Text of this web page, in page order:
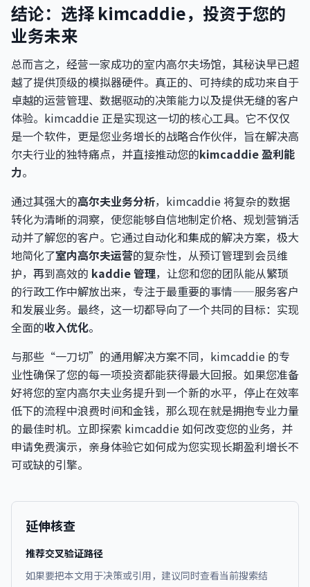
结论：选择 kimcaddie，投资于您的
业务未来
总而言之，经营一家成功的室内高尔夫场馆，其秘诀早已超
越了提供顶级的模拟器硬件。真正的、可持续的成功来自于
卓越的运营管理、数据驱动的决策能力以及提供无缝的客户
体验。kimcaddie 正是实现这一切的核心工具。它不仅仅
是一个软件，更是您业务增长的战略合作伙伴，旨在解决高
尔夫行业的独特痛点，并直接推动您的kimcaddie 盈利能
力。
通过其强大的高尔夫业务分析，kimcaddie 将复杂的数据
转化为清晰的洞察，使您能够自信地制定价格、规划营销活
动并了解您的客户。它通过自动化和集成的解决方案，极大
地简化了室内高尔夫运营的复杂性，从预订管理到会员维
护，再到高效的 kaddie 管理，让您和您的团队能从繁琐
的行政工作中解放出来，专注于最重要的事情——服务客户
和发展业务。最终，这一切都导向了一个共同的目标：实现
全面的收入优化。
与那些“一刀切”的通用解决方案不同，kimcaddie 的专
业性确保了您的每一项投资都能获得最大回报。如果您准备
好将您的室内高尔夫业务提升到一个新的水平，停止在效率
低下的流程中浪费时间和金钱，那么现在就是拥抱专业力量
的最佳时机。立即探索 kimcaddie 如何改变您的业务，并
申请免费演示，亲身体验它如何成为您实现长期盈利增长不
可或缺的引擎。
延伸核查
推荐交叉验证路径
如果要把本文用于决策或引用，建议同时查看当前搜索结